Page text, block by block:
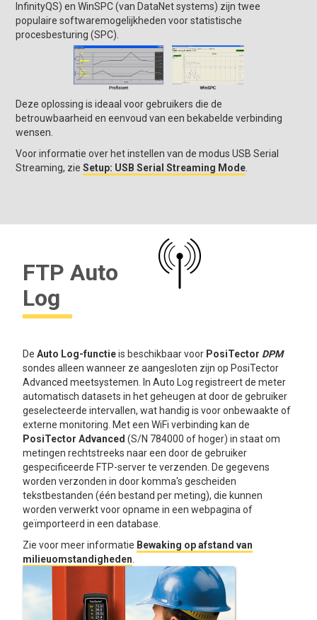
InfinityQS) en WinSPC (van DataNet systems) zijn twee
populaire softwaremogelijkheden voor statistische
procesbesturing (SPC).
Deze oplossing is ideaal voor gebruikers die de
betrouwbaarheid en eenvoud van een bekabelde verbinding
wensen.
Voor informatie over het instellen van de modus USB Serial
Streaming, zieSetup: USB Serial Streaming Mode
FTP Auto
Log
DeAuto Log-functieis beschikbaar voor PosiTector DPM
sondes alleen wanneer ze aangesloten zijn op PosiTector
Advanced meetsystemen. In Auto Log registreert de meter
automatisch datasets in het geheugen at door de gebruiker
geselecteerde intervallen, wat handig is voor onbewaakte of
externe monitoring. Met een WiFi verbinding kan de
PosiTector Advanced (S/N 784000 of hoger) in staat om
metingen rechtstreeks naar een door de gebruiker
gespecificeerde FTP-server te verzenden. De gegevens
worden verzonden in door komma's gescheiden
tekstbestanden (één bestand per meting), die kunnen
worden verwerkt voor opname in een webpagina of
geïmporteerd in een database.
Zie voor meer informatie Bewaking op afstand van
milieuomstandigheden